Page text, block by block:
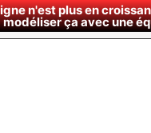
n'est plus en
ça avec une
∇ Nous rendre visite